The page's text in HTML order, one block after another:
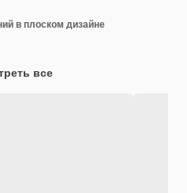
в плоском дизайне
все